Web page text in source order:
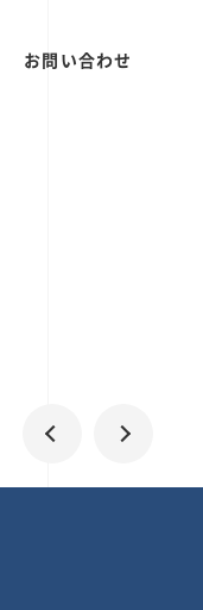
お問い合わせ